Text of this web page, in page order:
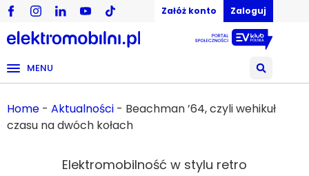
Załóż konto Zaloguj
MENU
Home - Aktualności - Beachman ’64, czyli wehikuł
czasu na dwóch kołach
Elektromobilność w stylu retro